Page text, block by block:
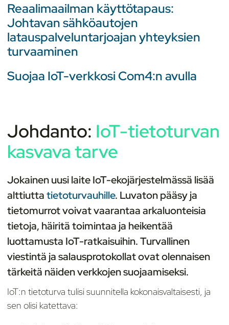
Reaalimaailman käyttötapaus:
Johtavan sähköautojen
latauspalveluntarjoajan yhteyksien
turvaaminen
Suojaa IoT-verkkosi Com4:n avulla
Johdanto: IoT-tietoturvan
kasvava tarve
Jokainen uusi laite IoT-ekojärjestelmässä lisää
alttiuttatietoturvauhille. Luvaton pääsy ja
tietomurrot voivat vaarantaa arkaluonteisia
tietoja, häiritä toimintaa ja heikentää
luottamusta IoT-ratkaisuihin. Turvallinen
viestintä ja salausprotokollat ovat olennaisen
tärkeitä näiden verkkojen suojaamiseksi.
IoT:n tietoturva tulisi suunnitella kokonaisvaltaisesti, ja
sen olisi katettava: